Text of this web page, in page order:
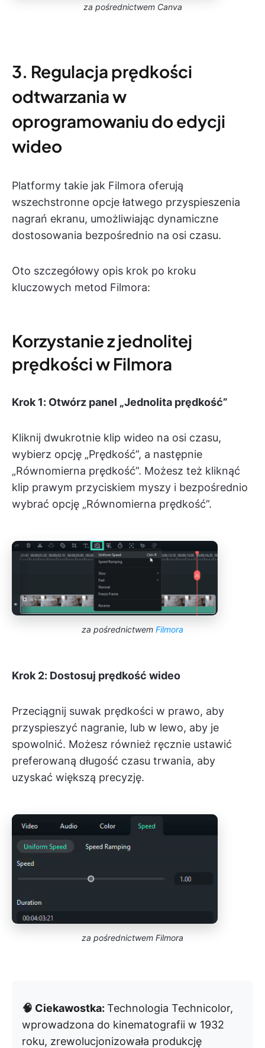
za pośrednictwem Canva
3. Regulacja prędkości
odtwarzania w
oprogramowaniu do edycji
wideo
Platformy takie jak Filmora oferują
wszechstronne opcje łatwego przyspieszenia
nagrań ekranu, umożliwiając dynamiczne
dostosowania bezpośrednio na osi czasu.
Oto szczegółowy opis krok po kroku
kluczowych metod Filmora:
Korzystanie z jednolitej
prędkości w Filmora
Krok 1: Otwórz panel „Jednolita prędkość”
Kliknij dwukrotnie klip wideo na osi czasu,
wybierz opcję „Prędkość”, a następnie
„Równomierna prędkość”. Możesz też kliknąć
klip prawym przyciskiem myszy i bezpośrednio
wybrać opcję „Równomierna prędkość”.
za pośrednictwem Filmora
Krok 2: Dostosuj prędkość wideo
Przeciągnij suwak prędkości w prawo, aby
przyspieszyć nagranie, lub w lewo, aby je
spowolnić. Możesz również ręcznie ustawić
preferowaną długość czasu trwania, aby
uzyskać większą precyzję.
za pośrednictwem Filmora
🧠 Ciekawostka: Technologia Technicolor,
wprowadzona do kinematografii w 1932
roku, zrewolucjonizowała produkcję